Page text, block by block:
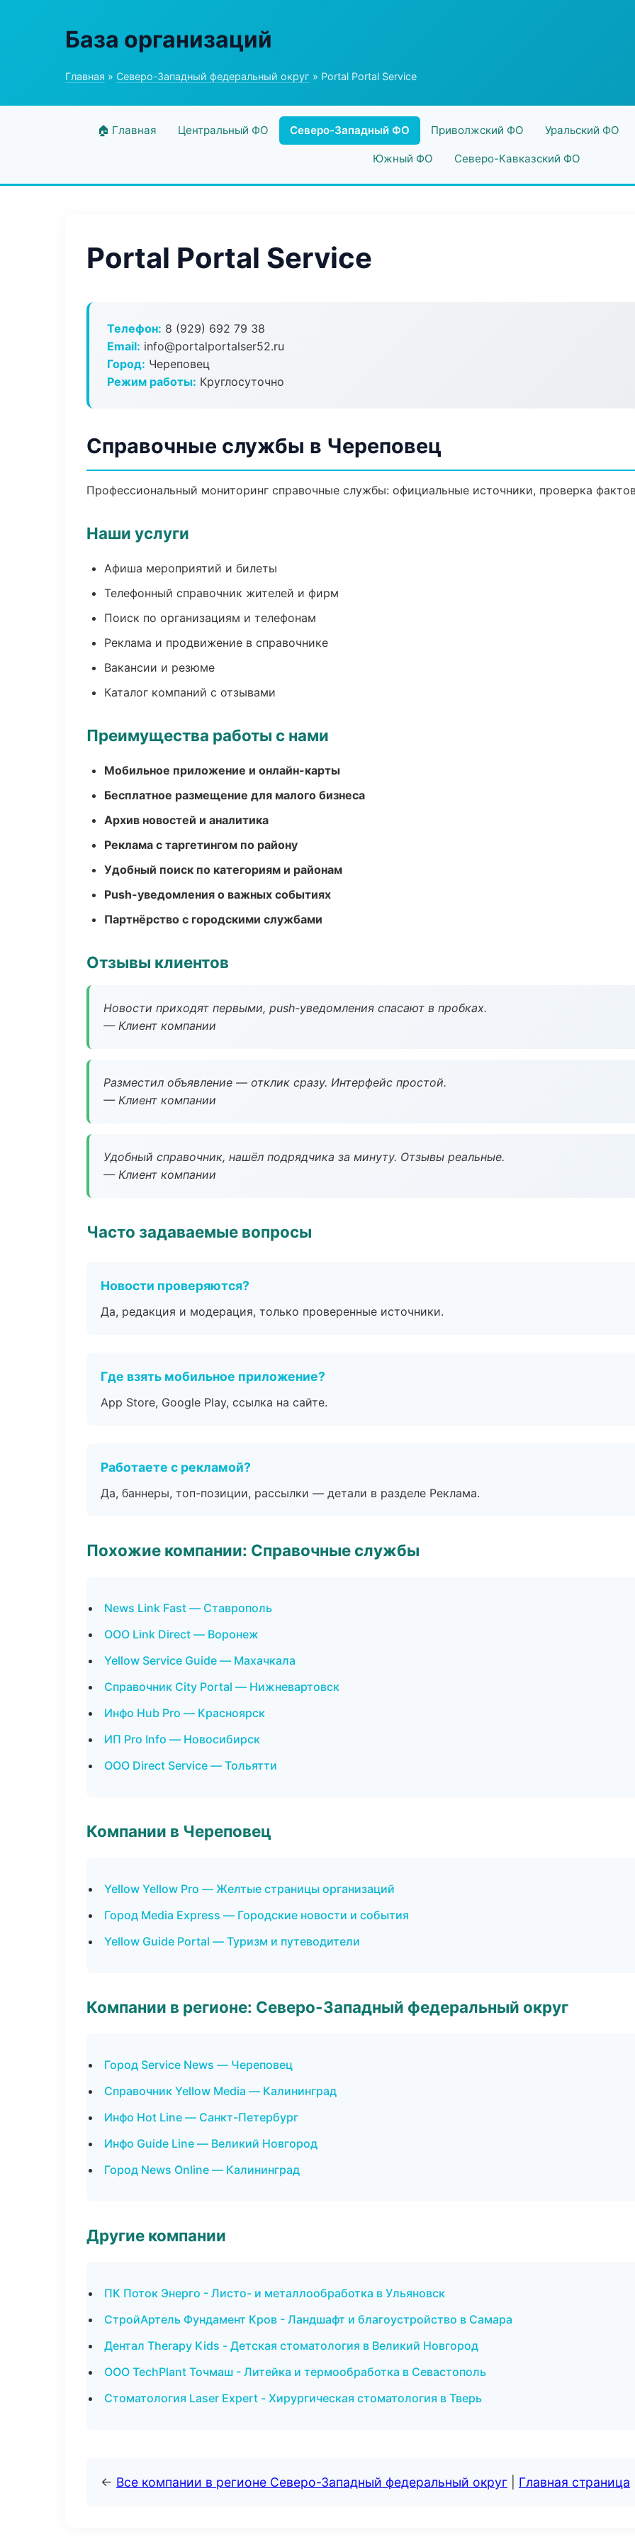
База организаций
Главная » Северо-Западный федеральный округ » Portal Portal Service
🏠 Главная Центральный ФО Северо-Западный ФО Приволжский ФО Уральский ФО
Южный ФО Северо-Кавказский ФО
Portal Portal Service
Телефон: 8 (929) 692 79 38
Email: info@portalportalser52.ru
Город: Череповец
Режим работы: Круглосуточно
Справочные службы в Череповец
Профессиональный мониторинг справочные службы: официальные источники, проверка
Наши услуги
Афиша мероприятий и билеты
Телефонный справочник жителей и фирм
Поиск по организациям и телефонам
Реклама и продвижение в справочнике
Вакансии и резюме
Каталог компаний с отзывами
Преимущества работы с нами
Мобильное приложение и онлайн-карты
Бесплатное размещение для малого бизнеса
Архив новостей и аналитика
Реклама с таргетингом по району
Удобный поиск по категориям и районам
Push-уведомления о важных событиях
Партнёрство с городскими службами
Отзывы клиентов
Новости приходят первыми, push-уведомления спасают в пробках.
— Клиент компании
Разместил объявление — отклик сразу. Интерфейс простой.
— Клиент компании
Удобный справочник, нашёл подрядчика за минуту. Отзывы реальные.
— Клиент компании
Часто задаваемые вопросы
Новости проверяются?
Да, редакция и модерация, только проверенные источники.
Где взять мобильное приложение?
App Store, Google Play, ссылка на сайте.
Работаете с рекламой?
Да, баннеры, топ-позиции, рассылки — детали в разделе Реклама.
Похожие компании: Справочные службы
News Link Fast — Ставрополь
ООО Link Direct — Воронеж
Yellow Service Guide — Махачкала
Справочник City Portal — Нижневартовск
Инфо Hub Pro — Красноярск
ИП Pro Info — Новосибирск
ООО Direct Service — Тольятти
Компании в Череповец
Yellow Yellow Pro — Желтые страницы организаций
Город Media Express — Городские новости и события
Yellow Guide Portal — Туризм и путеводители
Компании в регионе: Северо-Западный федеральный округ
Город Service News — Череповец
Справочник Yellow Media — Калининград
Инфо Hot Line — Санкт-Петербург
Инфо Guide Line — Великий Новгород
Город News Online — Калининград
Другие компании
ПК Поток Энерго - Листо- и металлообработка в Ульяновск
СтройАртель Фундамент Кров - Ландшафт и благоустройство в Самара
Дентал Therapy Kids - Детская стоматология в Великий Новгород
ООО TechPlant Точмаш - Литейка и термообработка в Севастополь
Стоматология Laser Expert - Хирургическая стоматология в Тверь
← Все компании в регионе Северо-Западный федеральный округ Главная страница